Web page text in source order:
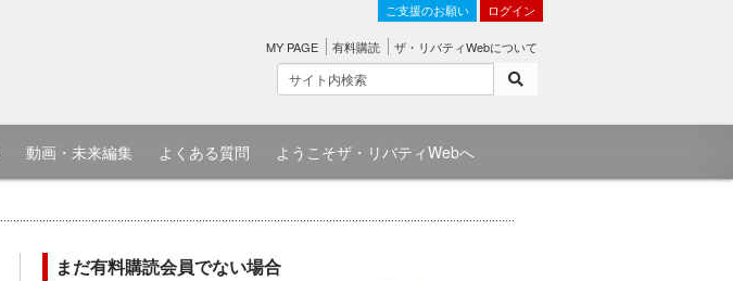
ご支援のお願い ログイン
MY PAGE 有料購読 ザ・リバティWebについて
動画・未来編集 よくある質問 ようこそザ・リバティWebへ
まだ有料購読会員でない場合